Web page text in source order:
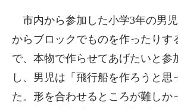
市内から参加した小学3年の男
からブロックでものを作ったりす
で、本物で作らせてあげたいと参
し、男児は「飛行船を作ろうと思
た。形を合わせるところが難しか